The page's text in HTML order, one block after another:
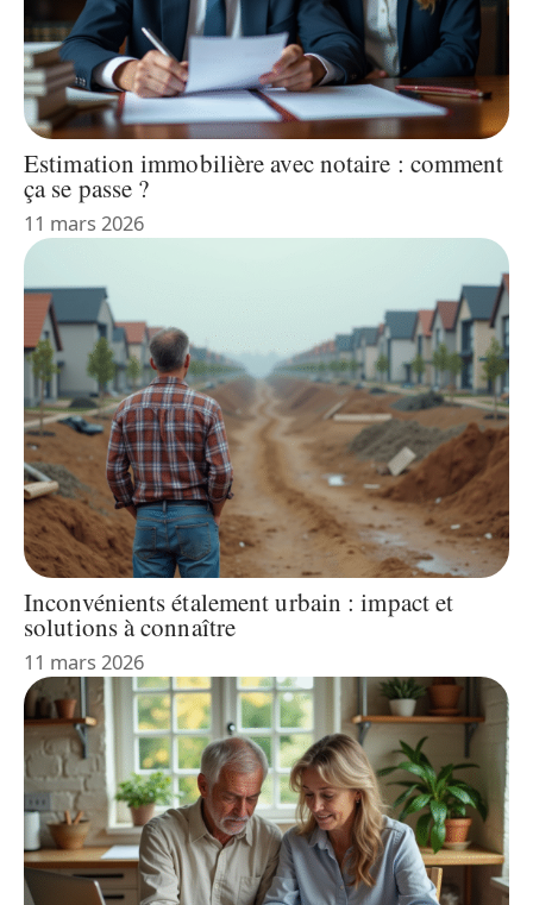
Estimation immobilière avec notaire : comment
ça se passe ?
11 mars 2026
Inconvénients étalement urbain : impact et
solutions à connaître
11 mars 2026